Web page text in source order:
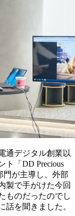
通デジタル創業以
ト「DD Precious
門が主導し、外部
製で手がけた今回
ものだったのでし
話を聞きました。